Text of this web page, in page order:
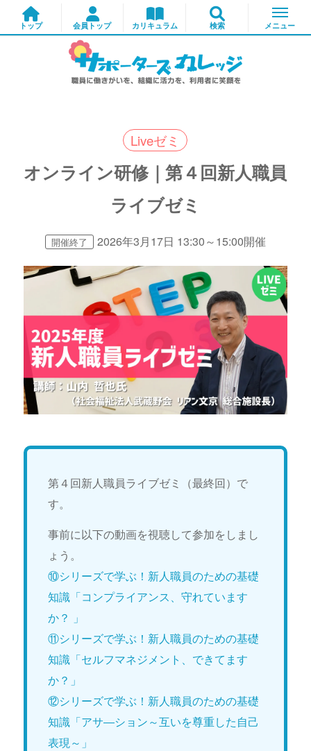
Liveゼミ
オンライン研修｜第４回新人職員
ライブゼミ
開催終了 2026年3月17日 13:30～15:00開催
第４回新人職員ライブゼミ（最終回）で
す。
事前に以下の動画を視聴して参加をしまし
ょう。
⑩シリーズで学ぶ！新人職員のための基礎
知識「コンプライアンス、守れています
か？ 」
⑪シリーズで学ぶ！新人職員のための基礎
知識「セルフマネジメント、できてます
か？」
⑫シリーズで学ぶ！新人職員のための基礎
知識「アサ―ション～互いを尊重した自己
表現～」